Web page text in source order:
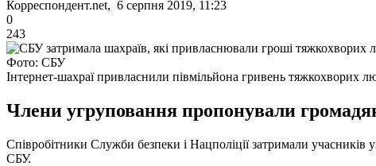
Корреспондент.net, 6 серпня 2019, 11:23
0
243
Фото: СБУ
Інтернет-шахраї привласнили півмільйона гривень тяжкохворих
Члени угруповання пропонували
Співробітники Служби безпеки і Нацполіції затримали
СБУ.